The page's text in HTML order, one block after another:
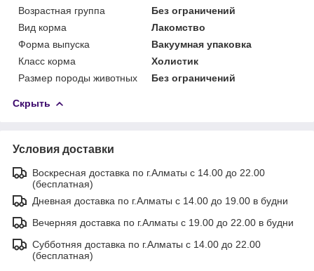
Возрастная группа
Без ограничений
Вид корма
Лакомство
Форма выпуска
Вакуумная упаковка
Класс корма
Холистик
Размер породы животных
Без ограничений
Скрыть
Условия доставки
Воскресная доставка по г.Алматы с 14.00 до 22.00
(бесплатная)
Дневная доставка по г.Алматы с 14.00 до 19.00 в будни
Вечерняя доставка по г.Алматы с 19.00 до 22.00 в будни
Субботняя доставка по г.Алматы с 14.00 до 22.00
(бесплатная)